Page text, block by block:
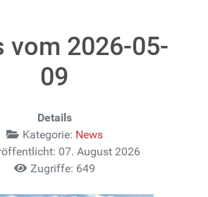
vom 2026-05-
09
Details
Kategorie: News
07. August 2026
Zugriffe: 649